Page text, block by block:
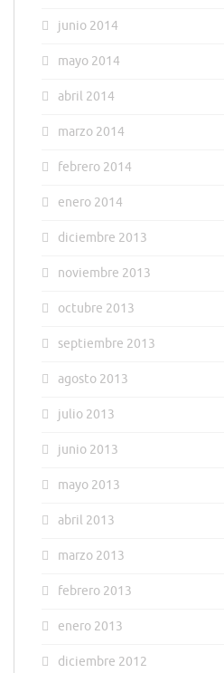
junio 2014
mayo 2014
abril 2014
marzo 2014
febrero 2014
enero 2014
diciembre 2013
noviembre 2013
octubre 2013
septiembre 2013
agosto 2013
julio 2013
junio 2013
mayo 2013
abril 2013
marzo 2013
febrero 2013
enero 2013
diciembre 2012